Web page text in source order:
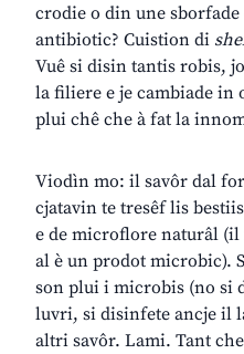
crodie o din une
antibiotic? Cuistion di
Vuê si disin tantis robis,
la filiere e je cambiade in
plui chê che à fat la
Viodìn mo: il savôr dal
cjatavin te tresêf lis
e de microflore naturâl
al è un prodot microbic).
son plui i microbis (no si
luvri, si disinfete ancje il
altri savôr. Lami. Tant